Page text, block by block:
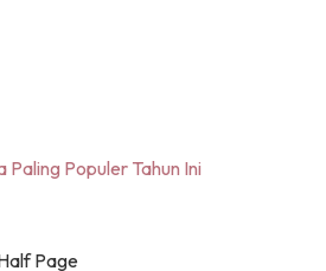
Populer Tahun Ini
Page